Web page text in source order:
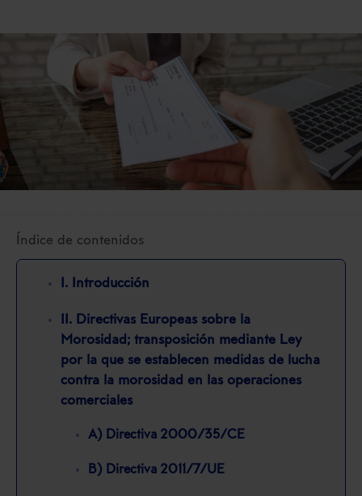
Índice de contenidos
I. Introducción
II. Directivas Europeas sobre la
Morosidad; transposición mediante Ley
por la que se establecen medidas de lucha
contra la morosidad en las operaciones
comerciales
A) Directiva 2000/35/CE
B) Directiva 2011/7/UE